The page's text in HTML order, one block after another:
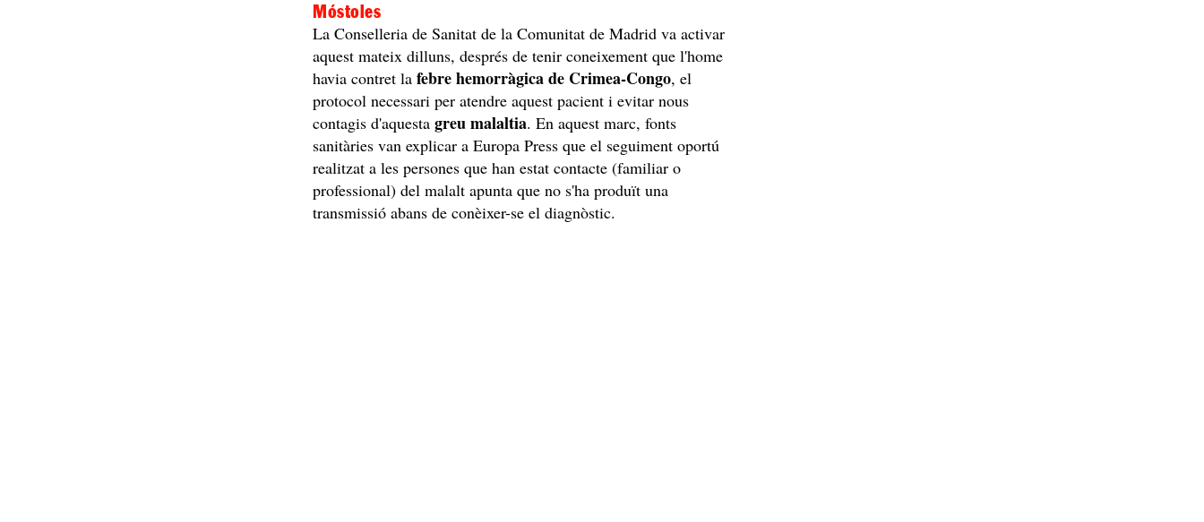
Móstoles
La Conselleria de Sanitat de la Comunitat de Madrid va activar
aquest mateix dilluns, després de tenir coneixement que l'home
havia contret lafebre hemorràgica de Crimea-Congo, el
protocol necessari per atendre aquest pacient i evitar nous
contagis d'aquestagreu malaltia. En aquest marc, fonts
sanitàries van explicar a Europa Press que el seguiment oportú
realitzat a les persones que han estat contacte (familiar o
professional) del malalt apunta que no s'ha produït una
transmissió abans de conèixer-se el diagnòstic.